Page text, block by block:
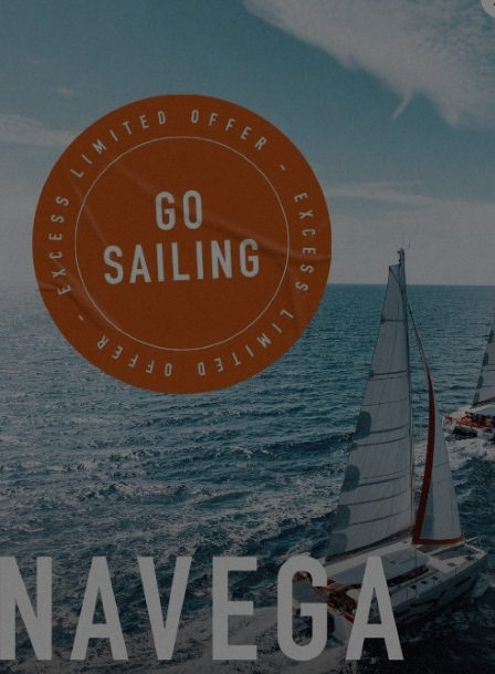
Para visualizar este vídeo, primero debe
permitir el uso de las cookies de
funcionalidad de nuestro sitio web.
SETTINGS
ENTREVISTA A LIZZY Y MARCO: ¡TODO SOBRE SU
EXCESS 11!
15.11.21